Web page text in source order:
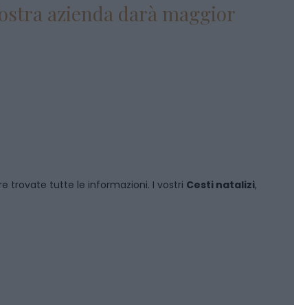
azienda darà maggior
trovate tutte le informazioni. I vostri Cesti natalizi,